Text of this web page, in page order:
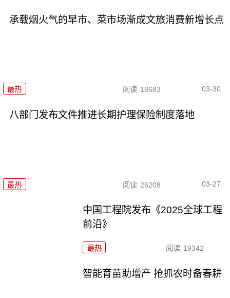
承载烟火气的早市、菜市场渐成文旅消费新增长点
最热 阅读 18683 03-30
八部门发布文件推进长期护理保险制度落地
最热 阅读 26208 03-27
中国工程院发布《2025全球工程
前沿》
最热 阅读 19342
智能育苗助增产 抢抓农时备春耕